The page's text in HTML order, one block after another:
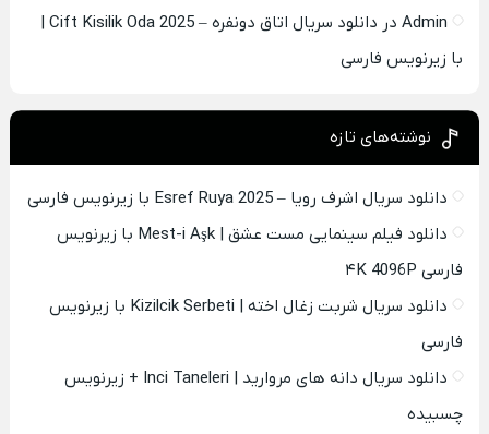
Adminدر
دانلود سریال اتاق دونفره – Cift Kisilik Oda 2025 |
با زیرنویس فارسی
نوشته‌های تازه
دانلود سریال اشرف رویا – Esref Ruya 2025 با زیرنویس فارسی
دانلود فیلم سینمایی مست عشق | Mest-i Aşk با زیرنویس
فارسی ۴K 4096P
دانلود سریال شربت زغال اخته | Kizilcik Serbeti با زیرنویس
فارسی
دانلود سریال دانه های مروارید | Inci Taneleri + زیرنویس
چسبیده